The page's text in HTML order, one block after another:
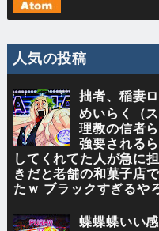
人気の投稿
拙者、稲妻
めいらく（
理教の信者
強要される
してくれてた人が急に
きだと老舗の和菓子店
たｗ ブラックすぎるや
蝶蝶蝶いい